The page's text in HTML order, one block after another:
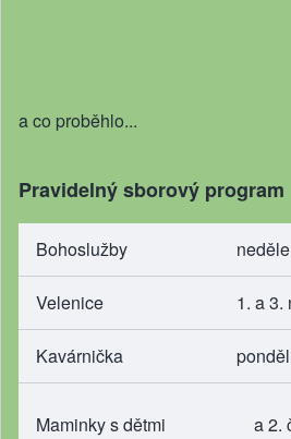
a co proběhlo...
Pravidelný sborový program
Bohoslužby neděle
Velenice 1. a 3.
Kavárnička
Maminky s dětmi a 2.